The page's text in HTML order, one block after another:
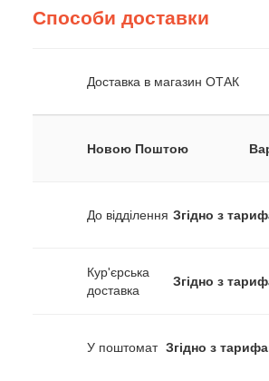
Способи доставки
Доставка в магазин ОТАК
Новою Поштою
До відділення Згідно з
Кур'єрська
доставка
Згідно з
У поштомат Згідно з